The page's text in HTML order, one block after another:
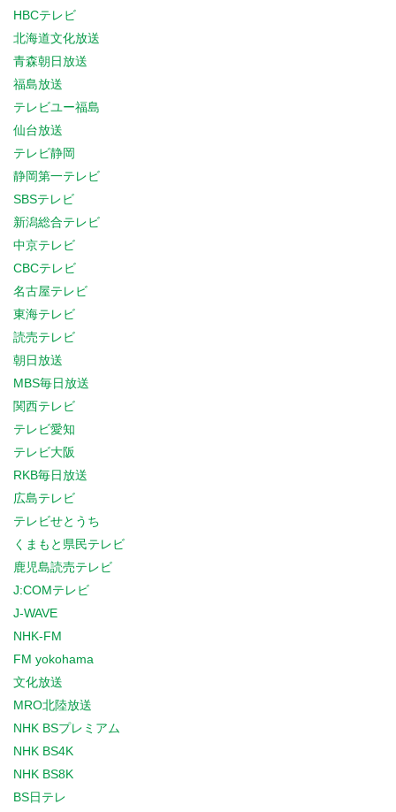
HBCテレビ
北海道文化放送
青森朝日放送
福島放送
テレビユー福島
仙台放送
テレビ静岡
静岡第一テレビ
SBSテレビ
新潟総合テレビ
中京テレビ
CBCテレビ
名古屋テレビ
東海テレビ
読売テレビ
朝日放送
MBS毎日放送
関西テレビ
テレビ愛知
テレビ大阪
RKB毎日放送
広島テレビ
テレビせとうち
くまもと県民テレビ
鹿児島読売テレビ
J:COMテレビ
J-WAVE
NHK-FM
FM yokohama
文化放送
MRO北陸放送
NHK BSプレミアム
NHK BS4K
NHK BS8K
BS日テレ